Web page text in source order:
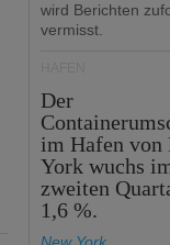
wird Berichten
vermisst.
Der
im Hafen von
York wuchs
zweiten
1,6 %.